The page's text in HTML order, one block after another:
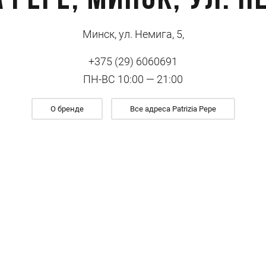
Минск, ул. Немига, 5,
+375 (29) 6060691
ПН-ВС 10:00 — 21:00
О бренде Все адреса Patrizia Pepe